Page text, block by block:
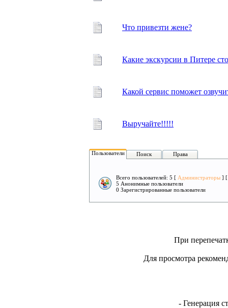
Что привезти жене?
Какие экскурсии в Питере
Какой сервис поможет
Выручайте!!!!!
Пользователи Поиск Права
Всего пользователей: 5 [ Администраторы ]
5 Анонимные пользователи
0 Зарегистрированные пользователи
При
Для просмотра
- Генерация